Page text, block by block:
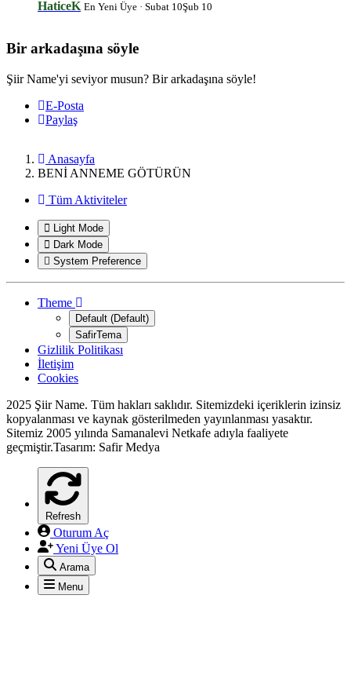
HaticeK En Yeni Üye · Subat 10Şub 10
Bir arkadaşına söyle
Şiir Name'yi seviyor musun? Bir arkadaşına söyle!
E-Posta
Paylaş
Anasayfa
BENİ ANNEME GÖTÜRÜN
Tüm Aktiviteler
Light Mode
Dark Mode
System Preference
Theme
Default (Default)
SafirTema
Gizlilik Politikası
İletişim
Cookies
2025 Şiir Name. Tüm hakları saklıdır. Sitemizdeki içeriklerin izinsiz
kopyalanması ve kaynak gösterilmeden yayınlanması yasaktır.
Sitemiz 2005 yılında Samanalevi Netkafe adıyla faaliyete
geçmiştir.Tasarım: Safir Medya
Refresh
Oturum Aç
Yeni Üye Ol
Arama
Menu